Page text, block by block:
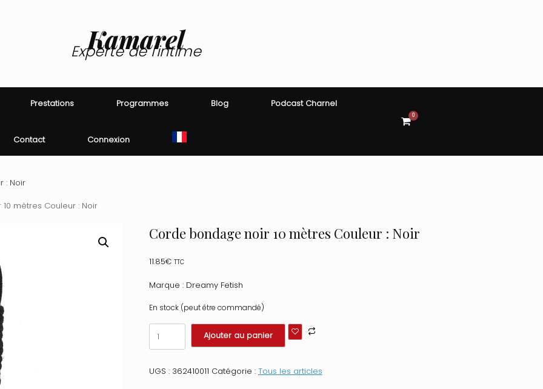
Kamarel
Experte de l'intime
Prestations Programmes Blog Podcast Charnel
Contact Connexion
View
shopping
0
: Noir
mètres Couleur : Noir
Corde bondage noir 10 mètres Couleur : Noir
11.85€ TTC
Marque : Dreamy Fetish
En stock (peut être commandé)
quantité
de
Corde
noir
Ajouter au panier
UGS : 362410011 Catégorie : Tous les articles